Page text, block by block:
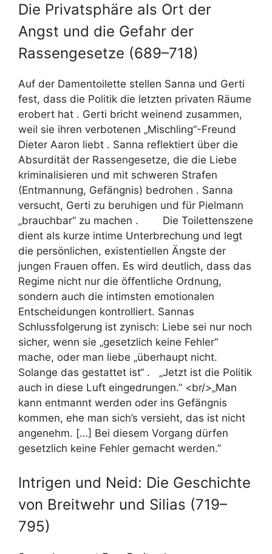
Die Privatsphäre als Ort der
Angst und die Gefahr der
Rassengesetze (689–718)
Auf der Damentoilette stellen Sanna und Gerti
fest, dass die Politik die letzten privaten Räume
erobert hat . Gerti bricht weinend zusammen,
weil sie ihren verbotenen „Mischling“-Freund
Dieter Aaron liebt . Sanna reflektiert über die
Absurdität der Rassengesetze, die die Liebe
kriminalisieren und mit schweren Strafen
(Entmannung, Gefängnis) bedrohen . Sanna
versucht, Gerti zu beruhigen und für Pielmann
„brauchbar“ zu machen . Die Toilettenszene
dient als kurze intime Unterbrechung und legt
die persönlichen, existentiellen Ängste der
jungen Frauen offen. Es wird deutlich, dass das
Regime nicht nur die öffentliche Ordnung,
sondern auch die intimsten emotionalen
Entscheidungen kontrolliert. Sannas
Schlussfolgerung ist zynisch: Liebe sei nur noch
sicher, wenn sie „gesetzlich keine Fehler“
mache, oder man liebe „überhaupt nicht.
Solange das gestattet ist“ . „Jetzt ist die Politik
auch in diese Luft eingedrungen.” <br/>„Man
kann entmannt werden oder ins Gefängnis
kommen, ehe man sich’s versieht, das ist nicht
angenehm. […] Bei diesem Vorgang dürfen
gesetzlich keine Fehler gemacht werden.”
Intrigen und Neid: Die Geschichte
von Breitwehr und Silias (719–
795)